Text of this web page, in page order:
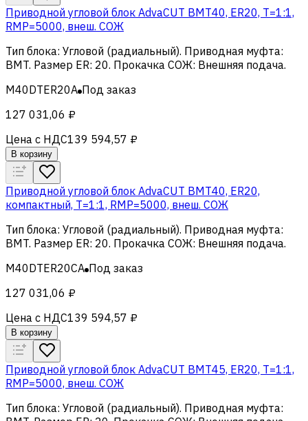
Приводной угловой блок AdvaCUT BMT40, ER20, T=1:1,
RMP=5000, внеш. СОЖ
Тип блока: Угловой (радиальный). Приводная муфта:
BMT. Размер ER: 20. Прокачка СОЖ: Внешняя подача.
M40DTER20A Под заказ
127 031,06 ₽
Цена с НДС139 594,57 ₽
В корзину
Приводной угловой блок AdvaCUT BMT40, ER20,
компактный, T=1:1, RMP=5000, внеш. СОЖ
Тип блока: Угловой (радиальный). Приводная муфта:
BMT. Размер ER: 20. Прокачка СОЖ: Внешняя подача.
M40DTER20CA Под заказ
127 031,06 ₽
Цена с НДС139 594,57 ₽
В корзину
Приводной угловой блок AdvaCUT BMT45, ER20, T=1:1,
RMP=5000, внеш. СОЖ
Тип блока: Угловой (радиальный). Приводная муфта: